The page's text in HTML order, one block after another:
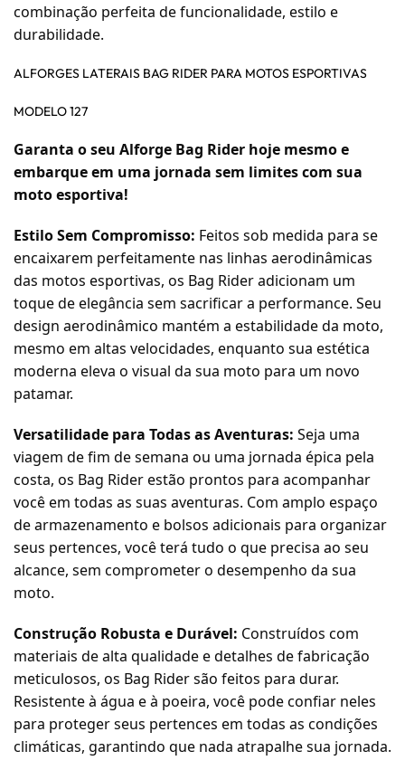
combinação perfeita de funcionalidade, estilo e
durabilidade.
ALFORGES LATERAIS BAG RIDER PARA MOTOS ESPORTIVAS
MODELO 127
Garanta o seu Alforge Bag Rider hoje mesmo e
embarque em uma jornada sem limites com sua
moto esportiva!
Estilo Sem Compromisso: Feitos sob medida para se
encaixarem perfeitamente nas linhas aerodinâmicas
das motos esportivas, os Bag Rider adicionam um
toque de elegância sem sacrificar a performance. Seu
design aerodinâmico mantém a estabilidade da moto,
mesmo em altas velocidades, enquanto sua estética
moderna eleva o visual da sua moto para um novo
patamar.
Versatilidade para Todas as Aventuras: Seja uma
viagem de fim de semana ou uma jornada épica pela
costa, os Bag Rider estão prontos para acompanhar
você em todas as suas aventuras. Com amplo espaço
de armazenamento e bolsos adicionais para organizar
seus pertences, você terá tudo o que precisa ao seu
alcance, sem comprometer o desempenho da sua
moto.
Construção Robusta e Durável: Construídos com
materiais de alta qualidade e detalhes de fabricação
meticulosos, os Bag Rider são feitos para durar.
Resistente à água e à poeira, você pode confiar neles
para proteger seus pertences em todas as condições
climáticas, garantindo que nada atrapalhe sua jornada.